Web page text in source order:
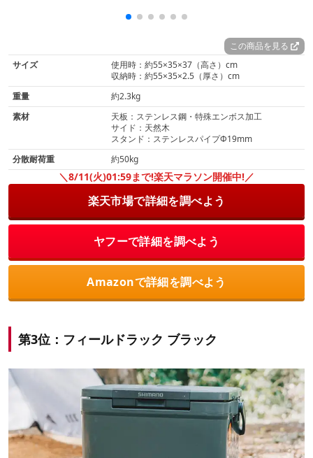
この商品を見る
サイズ
使用時：約55×35×37（高さ）cm
収納時：約55×35×2.5（厚さ）cm
重量
約2.3kg
素材
天板：ステンレス鋼・特殊エンボス加工
サイド：天然木
スタンド：ステンレスパイプΦ19mm
分散耐荷重
約50kg
＼8/11(火)01:59まで!楽天マラソン開催中!／
楽天市場で詳細を調べよう
ヤフーで詳細を調べよう
Amazonで詳細を調べよう
第3位：フィールドラック ブラック